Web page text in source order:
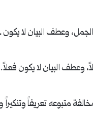
متبوعه تعريفاً